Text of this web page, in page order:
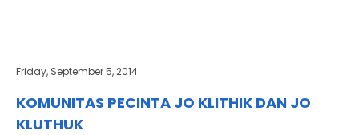
Friday, September 5, 2014
KOMUNITAS PECINTA JO KLITHIK DAN JO
KLUTHUK